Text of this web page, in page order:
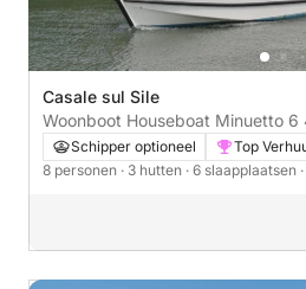
Casale sul Sile
Schipper optioneel Top
8 personen · 3 hutten · 6 slaapplaatsen